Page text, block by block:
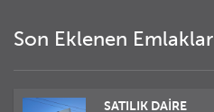
Son Eklenen Emlaklar
SATILIK DAİRE